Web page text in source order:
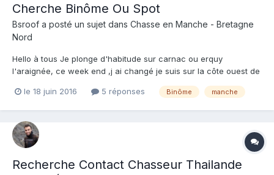
Cherche Binôme Ou Spot
Bsroof a posté un sujet dans Chasse en Manche - Bretagne
Nord
Hello à tous Je plonge d'habitude sur carnac ou erquy
l'araignée, ce week end ,j ai changé je suis sur la côte ouest de
donc mobile,je cherche un binôme qui souhaiterais me faire
le 18 juin 2016 5 réponses Binôme manche
Recherche Contact Chasseur Thailande